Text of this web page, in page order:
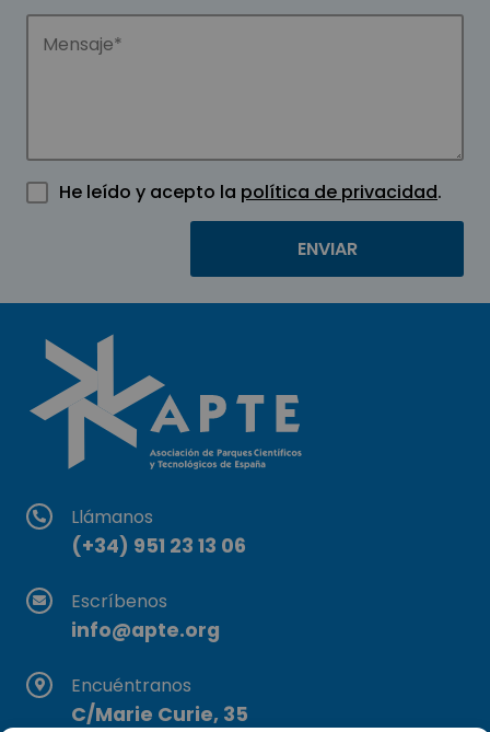
He leído y acepto la política de privacidad.
Llámanos
(+34) 951 23 13 06
Escríbenos
info@apte.org
Encuéntranos
C/Marie Curie, 35